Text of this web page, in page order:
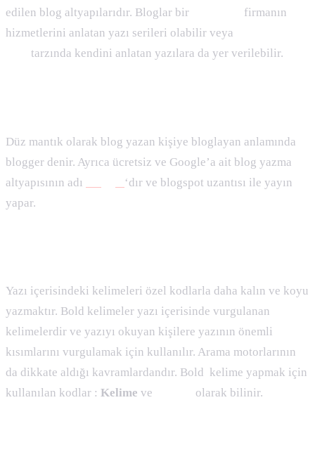
edilen blog altyapılarıdır. Bloglar bir
firmanın
hizmetlerini anlatan yazı serileri olabilir veya
tarzında kendini anlatan yazılara da yer verilebilir.
Düz mantık olarak blog yazan kişiye bloglayan anlamında
blogger denir. Ayrıca ücretsiz ve Google’a ait blog yazma
altyapısının adı
‘dır ve blogspot uzantısı ile yayın
yapar.
Yazı içerisindeki kelimeleri özel kodlarla daha kalın ve koyu
yazmaktır. Bold kelimeler yazı içerisinde vurgulanan
kelimelerdir ve yazıyı okuyan kişilere yazının önemli
kısımlarını vurgulamak için kullanılır. Arama motorlarının
da dikkate aldığı kavramlardandır. Bold kelime yapmak için
kullanılan kodlar : Kelime ve olarak bilinir.